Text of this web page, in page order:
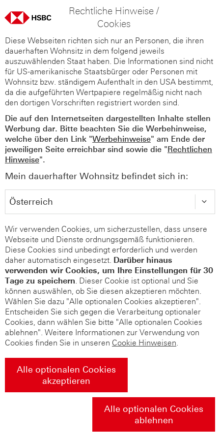
Rechtliche Hinweise /
Cookies
Diese Webseiten richten sich nur an Personen, die ihren
dauerhaften Wohnsitz in dem folgend jeweils
auszuwählenden Staat haben. Die Informationen sind nicht
für US-amerikanische Staatsbürger oder Personen mit
Wohnsitz bzw. ständigem Aufenthalt in den USA bestimmt,
da die aufgeführten Wertpapiere regelmäßig nicht nach
den dortigen Vorschriften registriert worden sind.
Die auf den Internetseiten dargestellten Inhalte stellen
Werbung dar. Bitte beachten Sie die Werbehinweise,
welche über den Link "Werbehinweise" am Ende der
jeweiligen Seite erreichbar sind sowie die "Rechtlichen
Hinweise".
Mein dauerhafter Wohnsitz befindet sich in:
Wir verwenden Cookies, um sicherzustellen, dass unsere
Webseite und Dienste ordnungsgemäß funktionieren.
Diese Cookies sind unbedingt erforderlich und werden
daher automatisch eingesetzt. Darüber hinaus
verwenden wir Cookies, um Ihre Einstellungen für 30
Tage zu speichern. Dieser Cookie ist optional und Sie
können auswählen, ob Sie diesen akzeptieren möchten.
Wählen Sie dazu "Alle optionalen Cookies akzeptieren".
Entscheiden Sie sich gegen die Verarbeitung optionaler
Cookies, dann wählen Sie bitte "Alle optionalen Cookies
ablehnen". Weitere Informationen zur Verwendung von
Cookies finden Sie in unseren Cookie Hinweisen.
Alle optionalen Cookies
akzeptieren
Alle optionalen Cookies
ablehnen